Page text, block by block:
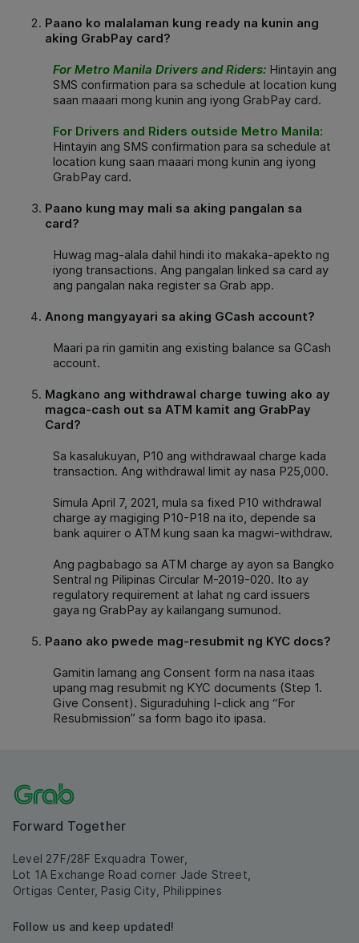
Paano ko malalaman kung ready na kunin ang
aking GrabPay card?
For Metro Manila Drivers and Riders: Hintayin ang
SMS confirmation para sa schedule at location kung
saan maaari mong kunin ang iyong GrabPay card.
For Drivers and Riders outside Metro Manila:
Hintayin ang SMS confirmation para sa schedule at
location kung saan maaari mong kunin ang iyong
GrabPay card.
Paano kung may mali sa aking pangalan sa
card?
Huwag mag-alala dahil hindi ito makaka-apekto ng
iyong transactions. Ang pangalan linked sa card ay
ang pangalan naka register sa Grab app.
Anong mangyayari sa aking GCash account?
Maari pa rin gamitin ang existing balance sa GCash
account.
Magkano ang withdrawal charge tuwing ako ay
magca-cash out sa ATM kamit ang GrabPay
Card?
Sa kasalukuyan, P10 ang withdrawaal charge kada
transaction. Ang withdrawal limit ay nasa P25,000.
Simula April 7, 2021, mula sa fixed P10 withdrawal
charge ay magiging P10-P18 na ito, depende sa
bank aquirer o ATM kung saan ka magwi-withdraw.
Ang pagbabago sa ATM charge ay ayon sa Bangko
Sentral ng Pilipinas Circular M-2019-020. Ito ay
regulatory requirement at lahat ng card issuers
gaya ng GrabPay ay kailangang sumunod.
Paano ako pwede mag-resubmit ng KYC docs?
Gamitin lamang ang Consent form na nasa itaas
upang mag resubmit ng KYC documents (Step 1.
Give Consent). Siguraduhing I-click ang “For
Resubmission” sa form bago ito ipasa.
Forward Together
Level 27F/28F Exquadra Tower,
Lot 1A Exchange Road corner Jade Street,
Ortigas Center, Pasig City, Philippines
Follow us and keep updated!